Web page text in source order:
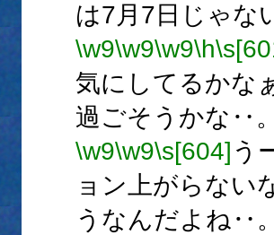
は7月7日じゃな
\w9\w9\w9\h
気にしてるかな
過ごそうかな‥
\w9\w9\s[604] う
ョン上がらない
うなんだよね‥